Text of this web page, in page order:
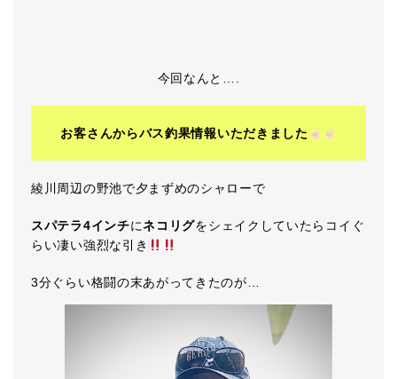
今回なんと….
お客さんからバス釣果情報いただきました
綾川周辺の野池で夕まずめのシャローで
スパテラ4インチにネコリグをシェイクしていたらコイぐ
らい凄い強烈な引き
3分ぐらい格闘の末あがってきたのが…